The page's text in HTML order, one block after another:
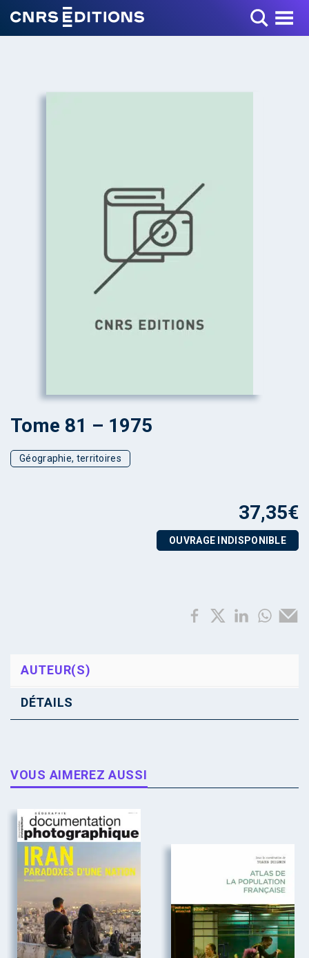
Toggle Menu
Tome 81 – 1975
Géographie, territoires
37,35€
OUVRAGE INDISPONIBLE
AUTEUR(S)
DÉTAILS
VOUS AIMEREZ AUSSI